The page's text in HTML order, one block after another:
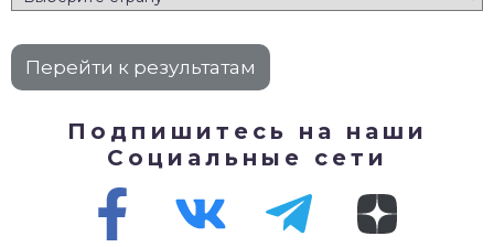
Подпишитесь на наши
Социальные сети